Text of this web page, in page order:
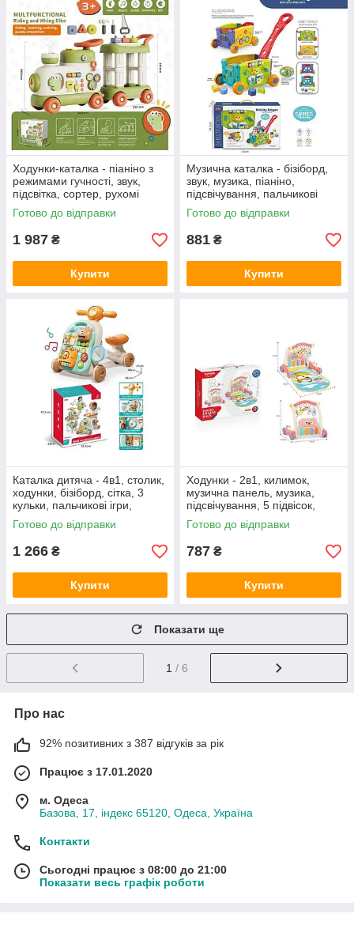
Ходунки-каталка - піаніно з
режимами гучності, звук,
підсвітка, сортер, рухомі
елементи, парогенерація T
921 A+
Готово до відправки
1 987 ₴
Купити
Музична каталка - бізіборд,
звук, музика, піаніно,
підсвічування, пальчикові
ігри, сортер, тріскачка RJ
6829
Готово до відправки
881 ₴
Купити
Каталка дитяча - 4в1, столик,
ходунки, бізіборд, сітка, 3
кульки, пальчикові ігри,
рухомі шестерні 995
Готово до відправки
1 266 ₴
Купити
Ходунки - 2в1, килимок,
музична панель, музика,
підсвічування, 5 підвісок,
люстерко, брязкальця HE
0613
Готово до відправки
787 ₴
Купити
Показати ще
1 / 6
Про нас
92% позитивних з 387 відгуків за рік
Працює з 17.01.2020
м. Одеса
Базова, 17, індекс 65120, Одеса, Україна
Контакти
Сьогодні працює з 08:00 до 21:00
Показати весь графік роботи